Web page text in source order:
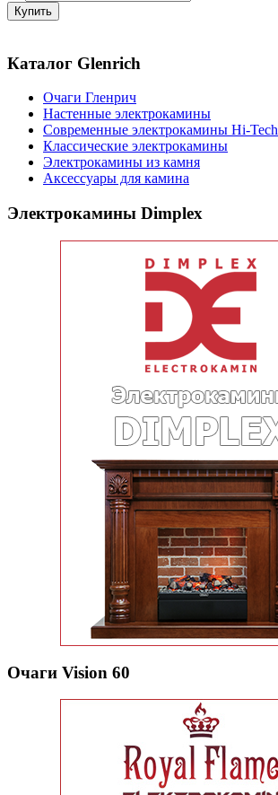
Каталог Glenrich
Очаги Гленрич
Настенные электрокамины
Современные электрокамины Hi-Tech
Классические электрокамины
Электрокамины из камня
Аксессуары для камина
Электрокамины Dimplex
Очаги Vision 60